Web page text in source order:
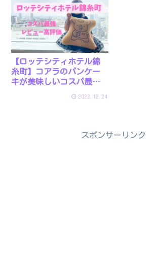
【ロッテシティホテル錦
糸町】コアラのパンケー
キが美味しいコスパ最強
2022.12.24
スポンサーリンク